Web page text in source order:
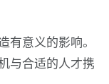
有意义的影响。
与合适的人才携